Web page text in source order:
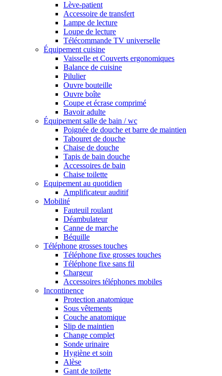
Lève-patient
Accessoire de transfert
Lampe de lecture
Loupe de lecture
Télécommande TV universelle
Équipement cuisine
Vaisselle et Couverts ergonomiques
Balance de cuisine
Pilulier
Ouvre bouteille
Ouvre boîte
Coupe et écrase comprimé
Bavoir adulte
Équipement salle de bain / wc
Poignée de douche et barre de maintien
Tabouret de douche
Chaise de douche
Tapis de bain douche
Accessoires de bain
Chaise toilette
Equipement au quotidien
Amplificateur auditif
Mobilité
Fauteuil roulant
Déambulateur
Canne de marche
Béquille
Téléphone grosses touches
Téléphone fixe grosses touches
Téléphone fixe sans fil
Chargeur
Accessoires téléphones mobiles
Incontinence
Protection anatomique
Sous vêtements
Couche anatomique
Slip de maintien
Change complet
Sonde urinaire
Hygiène et soin
Alèse
Gant de toilette